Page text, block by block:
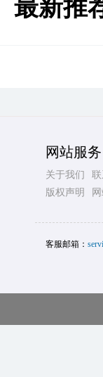
最新推
网站服务
关于我们 联
版权声明
客服邮箱：